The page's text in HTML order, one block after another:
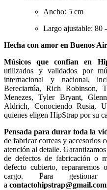
Ancho: 5 cm
Largo ajustable: 80
Hecha con amor en Buenos
Músicos que confían en
utilizados y validados por
internacional y nacional,
Bereciartúa, Rich Robinson,
Menezes, Tyler Bryant,
Aldrich, Conociendo Rusia,
quienes eligen HipStrap por su
Pensada para durar toda la
de fabricar correas y accesorios
atención al detalle.
de defectos de fabricación o
defecto cubierto, repararemos
cargo. Para gestionar
a contactohipstrap@gmail.com